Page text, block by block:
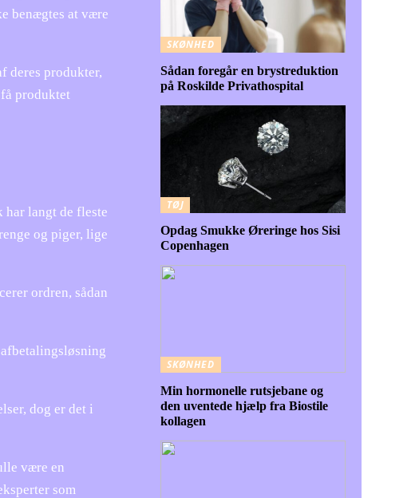
benægtes at være
deres produkter,
produktet
langt de fleste
og piger, lige
ordren, sådan
dog er det i
være en
som
SKØNHED
Sådan foregår en brystreduktion
på Roskilde Privathospital
TØJ
Opdag Smukke Øreringe hos Sisi
Copenhagen
SKØNHED
Min hormonelle rutsjebane og
den uventede hjælp fra Biostile
kollagen